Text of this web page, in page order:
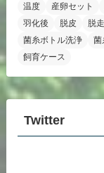
温度
産卵セット
羽化後
脱皮 脱走
菌糸ボトル洗浄
菌
飼育ケース
Twitter